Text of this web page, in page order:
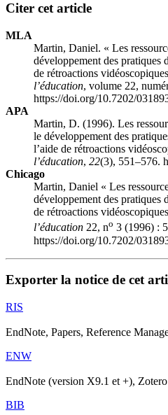
Citer cet article
MLA
Martin, Daniel. « Les
développement des pratiques
de rétroactions
l’éducation, volume 22,
https://doi.org/10.7202/
APA
Martin, D. (1996). Les
le développement des
l’aide de rétroactions
l’éducation, 22(3), 551–576.
Chicago
Martin, Daniel « Les
développement des pratiques
de rétroactions
l’éducation 22, no 3 (1996) :
https://doi.org/10.7202/
Exporter la notice de cet
RIS
EndNote, Papers, Reference
ENW
EndNote (version X9.1 et +), Zotero
BIB